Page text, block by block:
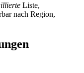
Liste,
nach Region,